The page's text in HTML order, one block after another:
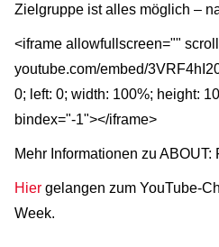
Zielgruppe ist alles möglich –
<iframe allowfullscreen=""
youtube.com/embed/
0; left: 0; width: 100%; height:
bindex="-1"></iframe>
Mehr Informationen zu
Hier gelangen zum YouTube-
Week.